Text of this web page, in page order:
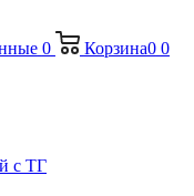
0 Корзина0 0
с ТГ